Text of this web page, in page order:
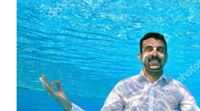
WN
TANGERANG
WN
BINJAI